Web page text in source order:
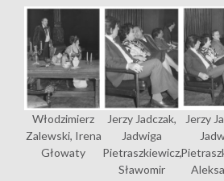
Włodzimierz
Zalewski, Irena
Głowaty
Jerzy Jadczak,
Jadwiga
Pietraszkiewicz,
Sławomir
Jerzy